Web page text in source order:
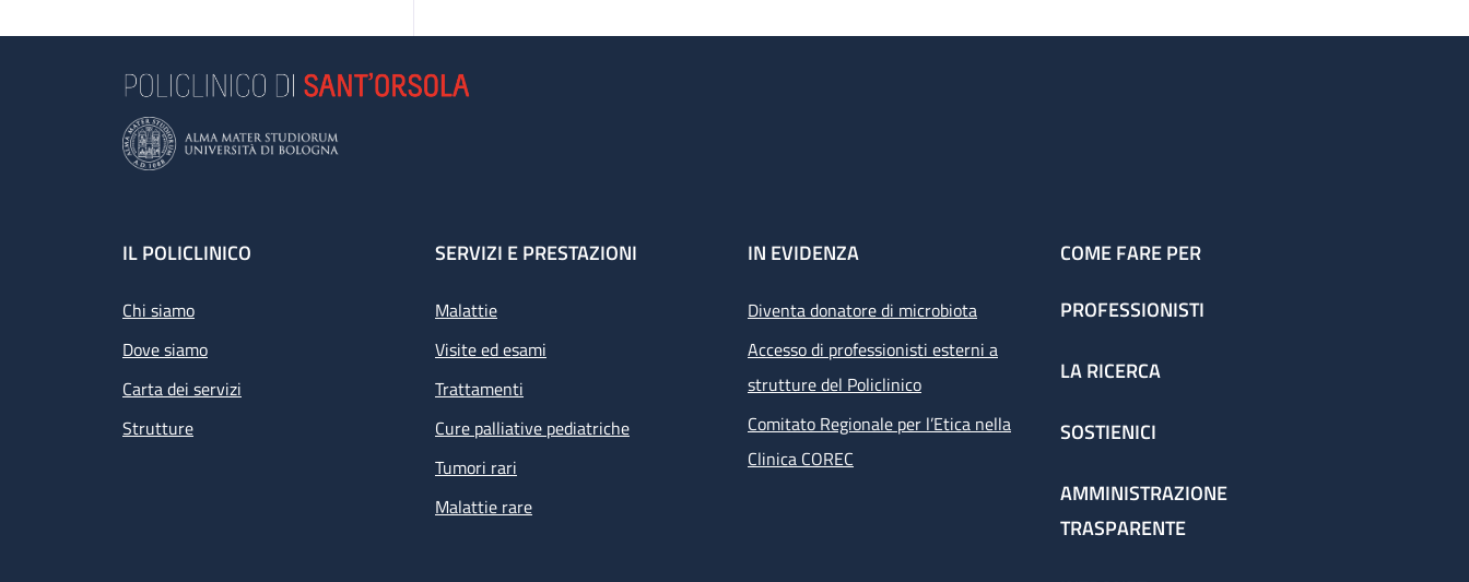
Footer
IL POLICLINICO
Chi siamo
Dove siamo
Carta dei servizi
Strutture
SERVIZI E PRESTAZIONI
Malattie
Visite ed esami
Trattamenti
Cure palliative pediatriche
Tumori rari
Malattie rare
IN EVIDENZA
Diventa donatore di microbiota
Accesso di professionisti esterni a
strutture del Policlinico
Comitato Regionale per l’Etica nella
Clinica COREC
COME FARE PER
PROFESSIONISTI
LA RICERCA
SOSTIENICI
AMMINISTRAZIONE
TRASPARENTE